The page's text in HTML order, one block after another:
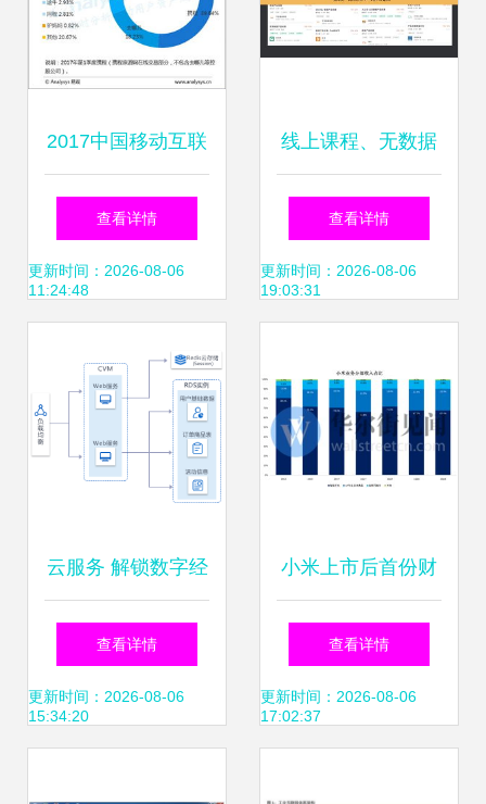
2017中国移动互联
网市场数据盘点 十
大领域与趋势前瞻
查看详情
更新时间：2026-08-06
11:24:48
线上课程、无数据
与零项目经验 如何
入门数据产品经理
查看详情
更新时间：2026-08-06
19:03:31
云服务 解锁数字经
济的核心引擎与数
据服务新生态
查看详情
更新时间：2026-08-06
15:34:20
小米上市后首份财
报亮眼 二季度各业
务营收超预期，
查看详情
更新时间：2026-08-06
17:02:37